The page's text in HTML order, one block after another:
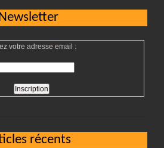
votre adresse email :
récents